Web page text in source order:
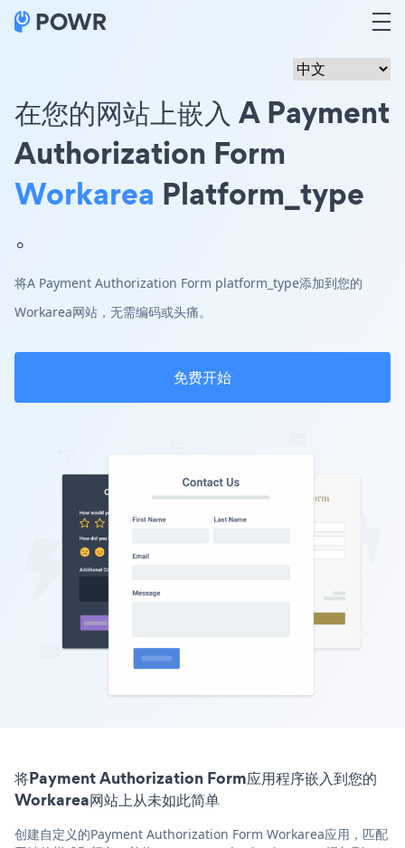
在您的网站上嵌入 A Payment
Authorization Form
Workarea Platform_type
。
将A Payment Authorization Form platform_type添加到您的
Workarea网站，无需编码或头痛。
免费开始
将Payment Authorization Form应用程序嵌入到您的
Workarea网站上从未如此简单
创建自定义的Payment Authorization Form Workarea应用，匹配